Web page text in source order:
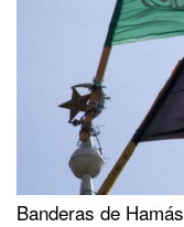
Banderas de Hamás